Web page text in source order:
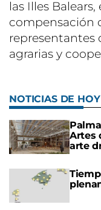
las Illes
compensación
representantes
agrarias y
NOTICIAS DE HOY
Artes
arte